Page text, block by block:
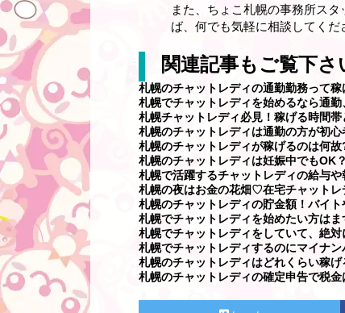
また、ちょこ札幌の事務所ス
ば、何でも気軽に相談してくだ
関連記事もご覧下さ
札幌のチャットレディの通勤勤務って
札幌でチャットレディを始めるなら通
札幌チャットレディ必見！稼げる時間
札幌のチャットレディは通勤の方が初
札幌のチャットレディが稼げるのは何
札幌のチャットレディは妊娠中でもOK
札幌で活躍するチャットレディの給与や
札幌の夜はお金の花畑♡在宅チャットレ
札幌のチャットレディの貯金額！バイ
札幌でチャットレディを始めたい方は
札幌でチャットレディをしていて、絶
札幌でチャットレディするのにマイナ
札幌のチャットレディはどれくらい稼
札幌のチャットレディの確定申告で税